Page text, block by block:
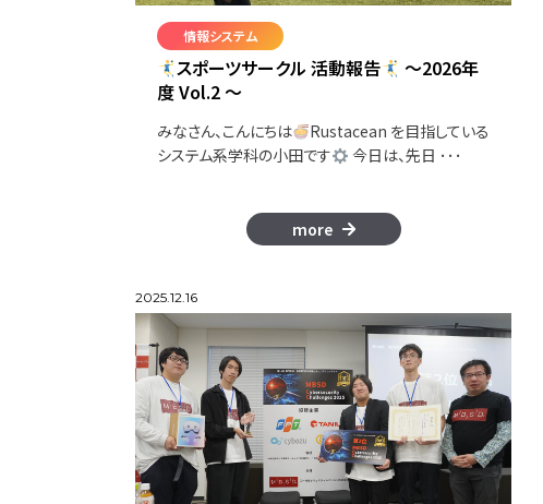
情報システム
スポーツサークル 活動報告
〜2026年
度 Vol.2 〜
みなさん、こんにちは
Rustacean を目指している
システム系学科の小田です
今日は、先日 ･･･
more
2025.12.16